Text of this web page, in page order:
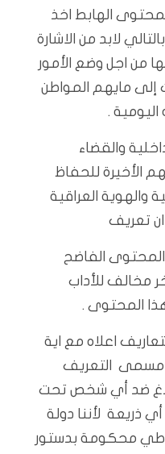
الهابط اخذ
لابد من الاشارة
من اجل وضع الأمور
إلى مايهم المواطن
.
والقضاء
الأخيرة للحفاظ
والهوية العراقية
ان تعريف
الفاضح
مخالف للأداب
المحتوى .
اعلاه مع اية
مسمى التعريف
ضد أي شخص تحت
ذريعة لأننا دولة
محكومة بدستور